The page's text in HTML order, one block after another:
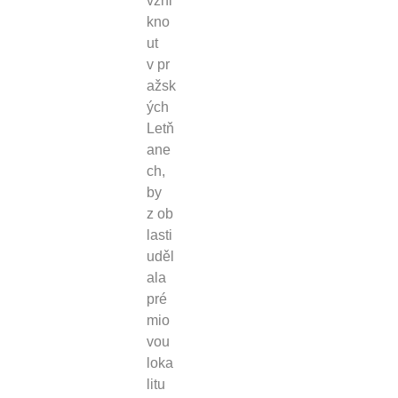
kno
ut
v pr
ažsk
ých
Letň
ane
ch,
by
z ob
lasti
uděl
ala
pré
mio
vou
loka
litu